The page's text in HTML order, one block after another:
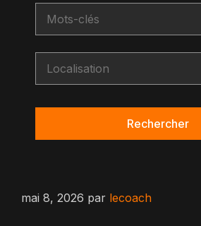
Rechercher
mai 8, 2026 par lecoach